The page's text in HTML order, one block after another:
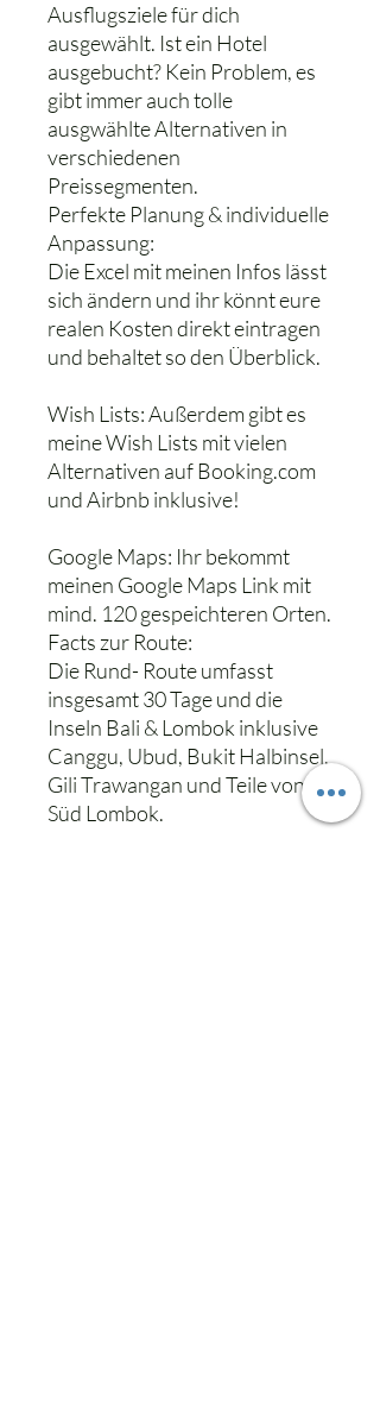
Ausflugsziele für dich
ausgewählt. Ist ein Hotel
ausgebucht? Kein Problem, es
gibt immer auch tolle
ausgwählte Alternativen in
verschiedenen
Preissegmenten.
Perfekte Planung & individuelle
Anpassung:
Die Excel mit meinen Infos lässt
sich ändern und ihr könnt eure
realen Kosten direkt eintragen
und behaltet so den Überblick.
Wish Lists: Außerdem gibt es
meine Wish Lists mit vielen
Alternativen auf Booking.com
und Airbnb inklusive!
Google Maps: Ihr bekommt
meinen Google Maps Link mit
mind. 120 gespeichteren Orten.
Facts zur Route:
Die Rund- Route umfasst
insgesamt 30 Tage und die
Inseln Bali & Lombok inklusive
Canggu, Ubud, Bukit Halbinsel,
Gili Trawangan und Teile von
Süd Lombok.